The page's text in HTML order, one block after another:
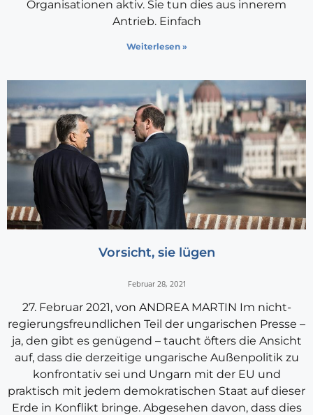
Organisationen aktiv. Sie tun dies aus innerem
Antrieb. Einfach
Weiterlesen »
Vorsicht, sie lügen
Februar 28, 2021
27. Februar 2021, von ANDREA MARTIN Im nicht-
regierungsfreundlichen Teil der ungarischen Presse –
ja, den gibt es genügend – taucht öfters die Ansicht
auf, dass die derzeitige ungarische Außenpolitik zu
konfrontativ sei und Ungarn mit der EU und
praktisch mit jedem demokratischen Staat auf dieser
Erde in Konflikt bringe. Abgesehen davon, dass dies